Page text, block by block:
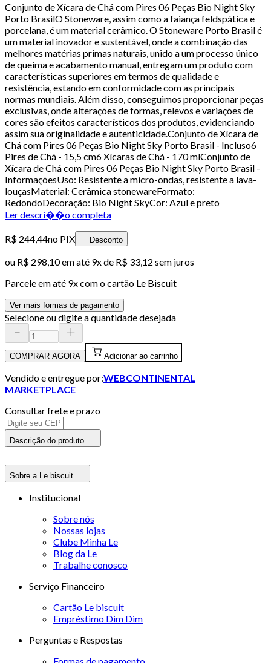
Conjunto de Xícara de Chá com Pires 06 Peças Bio Night Sky
Porto BrasilO Stoneware, assim como a faiança feldspática e
porcelana, é um material cerâmico. O Stoneware Porto Brasil é
um material inovador e sustentável, onde a combinação das
melhores matérias primas naturais, unido a um processo único
de queima e acabamento manual, entregam um produto com
características superiores em termos de qualidade e
resistência, estando em conformidade com as principais
normas mundiais. Além disso, conseguimos proporcionar peças
exclusivas, onde alterações de formas, relevos e variações de
cores são efeitos característicos dos produtos, evidenciando
assim sua originalidade e autenticidade.Conjunto de Xícara de
Chá com Pires 06 Peças Bio Night Sky Porto Brasil - Incluso6
Pires de Chá - 15,5 cm6 Xícaras de Chá - 170 mlConjunto de
Xícara de Chá com Pires 06 Peças Bio Night Sky Porto Brasil -
InformaçõesUso: Resistente a micro-ondas, resistente a lava-
louçasMaterial: Cerâmica stonewareFormato:
RedondoDecoração: Bio Night SkyCor: Azul e preto
Ler descri��o completa
R$ 244,44no PIX Desconto
ou R$ 298,10em até 9x de R$ 33,12 sem juros
Parcele em até 9x com o cartão Le Biscuit
Ver mais formas de pagamento
Selecione ou digite a quantidade desejada
COMPRAR AGORA Adicionar ao carrinho
Vendido e entregue por:WEBCONTINENTAL
MARKETPLACE
Consultar frete e prazo
Descrição do produto
Sobre a Le biscuit
Institucional
Sobre nós
Nossas lojas
Clube Minha Le
Blog da Le
Trabalhe conosco
Serviço Financeiro
Cartão Le biscuit
Empréstimo Dim Dim
Perguntas e Respostas